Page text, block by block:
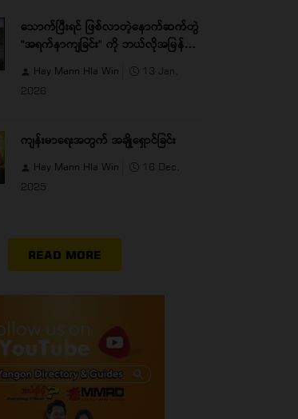
သောက်ပြီးရင် ဖြစ်လာတဲ့နောက်ဆက်တွဲ
"အရက်နာကျခြင်း" ကို ဘယ်လိုအမြန်ဆုံး
Hay Mann Hla Win
13 Jan,
2026
ကျန်းမာရေးအတွက် အချိုရှောင်ခြင်း
Hay Mann Hla Win
16 Dec,
2025
READ MORE